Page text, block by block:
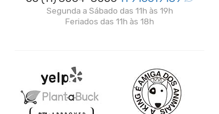
Segunda a Sábado das 11h às 19h
Feriados das 11h às 18h